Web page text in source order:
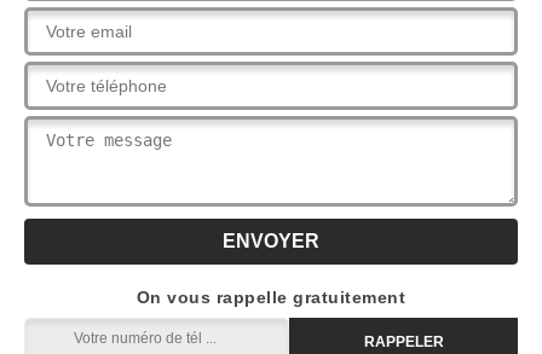
On vous rappelle gratuitement